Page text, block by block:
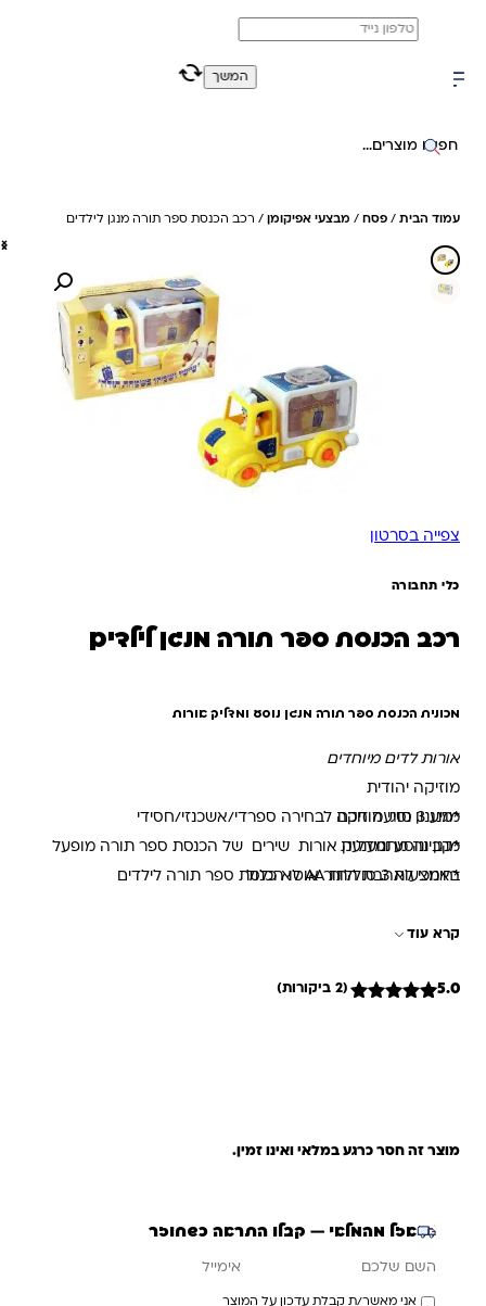
משלוח מהיר חינם בקניה מעל 299 ₪ (למעט ריהוט)
חיפוש באתר
עמוד הבית/פסח/מבצעי אפיקומן/ רכב הכנסת ספר תורה מנגן לילדים
צפייה בסרטון
כלי תחבורה
רכב הכנסת ספר תורה מנגן לילדים
מכונית הכנסת ספר תורה מנגן נוסע ומדליק אורות
אורות לדים מיוחדים
מוזיקה יהודית
*מנגנון נסיעה חכם
*קבינה מתנוענעת
*חינוכי לאהבת התור אוטו הכנסת ספר תורה לילדים
מגיע 3 סוגי מוזיקה לבחירה ספרדי/אשכנזי/חסידי
מנגן ונוסע ומדליק אורות שירים של הכנסת ספר תורה מופעל
באמצעות 3 סוללות AA לא כלול
קרא עוד
5.0 (2 ביקורות)
מוצר זה חסר כרגע במלאי ואינו זמין.
אזל מהמלאי — קבלו התראה כשחוזר
אני מאשר/ת קבלת עדכון על המוצר
המשך